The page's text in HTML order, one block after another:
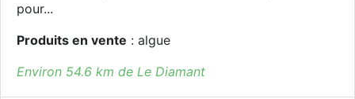
pour...
Produits en vente : algue
Environ 54.6 km de Le Diamant